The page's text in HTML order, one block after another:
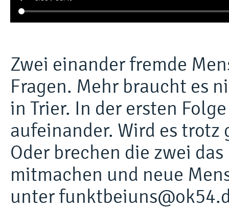
Zwei einander fremde
Fragen. Mehr braucht es
in Trier. In der ersten
aufeinander. Wird es
Oder brechen die zwei
mitmachen und neue
unter